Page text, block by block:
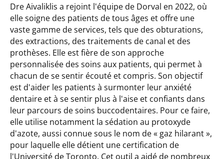
Dre Aivaliklis a rejoint l'équipe de Dorval en 2022, où
elle soigne des patients de tous âges et offre une
vaste gamme de services, tels que des obturations,
des extractions, des traitements de canal et des
prothèses. Elle est fière de son approche
personnalisée des soins aux patients, qui permet à
chacun de se sentir écouté et compris. Son objectif
est d'aider les patients à surmonter leur anxiété
dentaire et à se sentir plus à l'aise et confiants dans
leur parcours de soins buccodentaires. Pour ce faire,
elle utilise notamment la sédation au protoxyde
d'azote, aussi connue sous le nom de « gaz hilarant »,
pour laquelle elle détient une certification de
l'Université de Toronto. Cet outil a aidé de nombreux